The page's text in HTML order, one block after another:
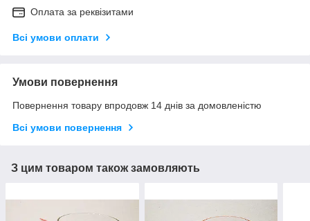
Оплата за реквізитами
Всі умови оплати
Умови повернення
Повернення товару впродовж 14 днів за домовленістю
Всі умови повернення
З цим товаром також замовляють